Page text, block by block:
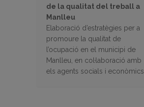
de la qualitat del treball a
Manlleu
Elaboració d’estratègies per a
promoure la qualitat de
l’ocupació en el municipi de
Manlleu, en col·laboració amb
els agents socials i econòmics